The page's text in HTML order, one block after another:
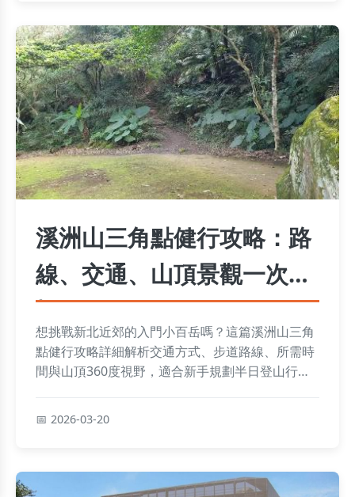
溪洲山三角點健行攻略：路
線、交通、山頂景觀一次掌
握
想挑戰新北近郊的入門小百岳嗎？這篇溪洲山三角
點健行攻略詳細解析交通方式、步道路線、所需時
間與山頂360度視野，適合新手規劃半日登山行
2026-03-20